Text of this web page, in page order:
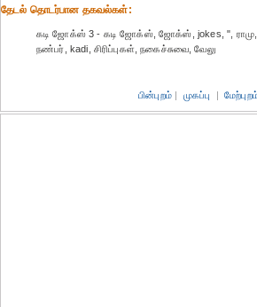
தேட‌ல் தொட‌ர்பான தகவ‌ல்க‌ள்:
கடி ஜோக்ஸ் 3 - கடி ஜோக்ஸ், ஜோக்ஸ், jokes, ", ராமு,
நண்பர், kadi, சிரிப்புகள், நகைச்சுவை, வேலு
பின்புறம் | முகப்பு |